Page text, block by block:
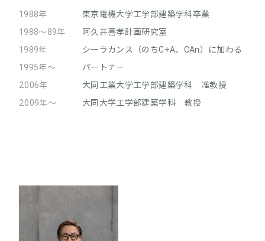
1988年
東京電機大学工学部建築学科卒業
1988～89年
阿久井喜孝計画研究室
1989年
シーラカンス（のちC+A、CAn）に加わる
1995年～
パートナー
2006年
大同工業大学工学部建築学科 准教授
2009年～
大同大学工学部建築学科 教授